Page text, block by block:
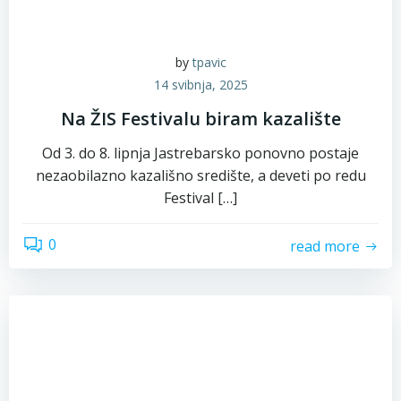
bytpavic
14 svibnja, 2025
Na ŽIS Festivalu biram kazalište
Od 3. do 8. lipnja Jastrebarsko ponovno postaje
nezaobilazno kazališno središte, a deveti po redu
Festival […]
0 read more